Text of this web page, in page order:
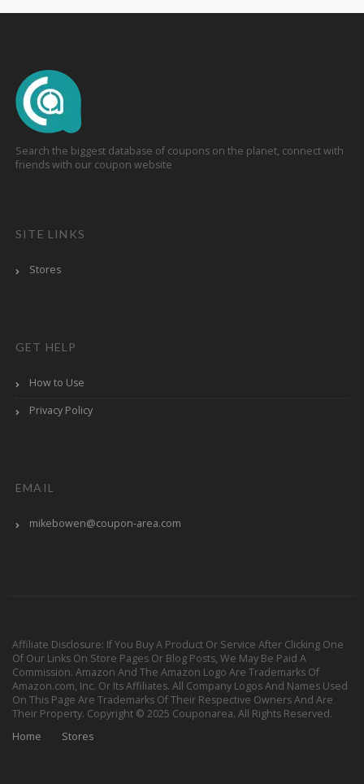
Search the biggest database of coupons on the planet, connect with
friends with our coupon website
SITE LINKS
Stores
GET HELP
How to Use
Privacy Policy
EMAIL
mikebowen@coupon-area.com
Affiliate Disclosure: If You Buy A Product Or Service After Clicking One
Of Our Links On Store Pages Or Blog Posts, We May Be Paid A
Commission. Amazon And The Amazon Logo Are Trademarks Of
Amazon.com, Inc. Or Its Affiliates. All Company Logos And Names Used
On This Page Are Trademarks Of Their Respective Owners And Are
Their Property. Copyright © 2025 Couponarea. All Rights Reserved.
Home
Stores